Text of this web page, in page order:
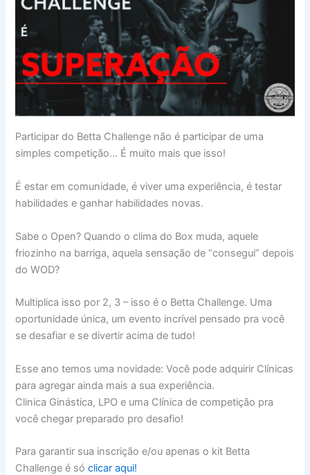
Participar do Betta Challenge não é participar de uma
simples competição… É muito mais que isso!
É estar em comunidade, é viver uma experiência, é testar
habilidades e ganhar habilidades novas.
Sabe o Open? Quando o clima do Box muda, aquele
friozinho na barriga, aquela sensação de “consegui” depois
do WOD?
Multiplica isso por 2, 3 – isso é o Betta Challenge. Uma
oportunidade única, um evento incrível pensado pra você
se desafiar e se divertir acima de tudo!
Esse ano temos uma novidade: Você pode adquirir Clínicas
para agregar ainda mais a sua experiência.
Clinica Ginástica, LPO e uma Clínica de competição pra
você chegar preparado pro desafio!
Para garantir sua inscrição e/ou apenas o kit Betta
Challenge é sóclicar aqui!